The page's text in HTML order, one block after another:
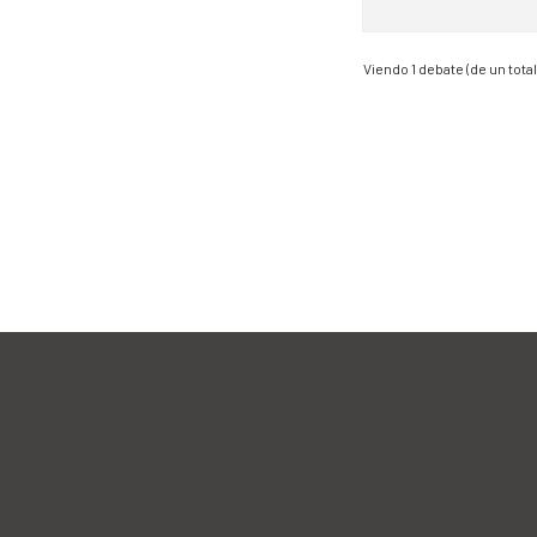
Viendo 1 debate (de un total